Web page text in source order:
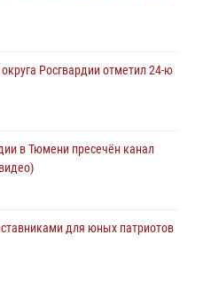
«Прогуляемся по
«Храним огонь Победы»
почтили память генерала
Росгвардии отметил 24-ю
в Тюмени пресечён канал
для юных патриотов